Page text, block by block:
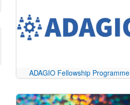
ADAGIO Fellowship Programme